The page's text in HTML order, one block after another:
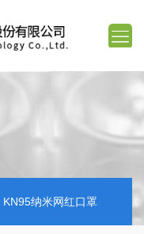
KN95纳米网红口罩